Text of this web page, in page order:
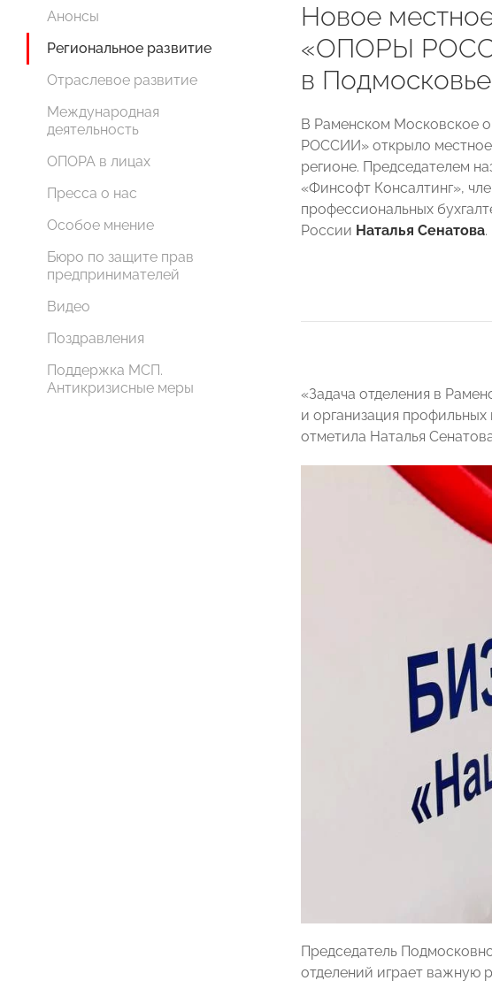
Анонсы
Региональное развитие
Отраслевое развитие
Международная
деятельность
ОПОРА в лицах
Пресса о нас
Особое мнение
Бюро по защите прав
предпринимателей
Видео
Поздравления
Поддержка МСП.
Антикризисные меры
Новое
«ОПОРЫ
в Подмосковье
В Раменском Московское
РОССИИ» открыло
регионе. Председателем
«Финсофт Консалтинг»,
профессиональных
России Наталья Сенатова.
«Задача отделения в
и организация
отметила Наталья
Председатель
отделений играет важную